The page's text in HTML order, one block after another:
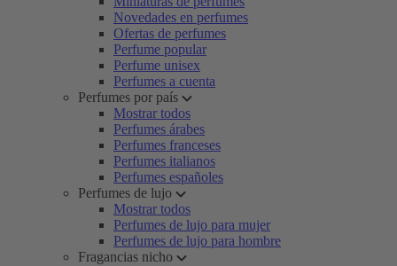
Novedades en perfumes
Ofertas de perfumes
Perfume popular
Perfume unisex
Perfumes a cuenta
Perfumes por país
Mostrar todos
Perfumes árabes
Perfumes franceses
Perfumes italianos
Perfumes españoles
Perfumes de lujo
Mostrar todos
Perfumes de lujo para mujer
Perfumes de lujo para hombre
Fragancias nicho